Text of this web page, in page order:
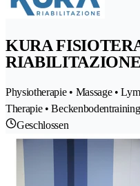
KURA
Physiotherapie • Massage •
Therapie •
Geschlossen